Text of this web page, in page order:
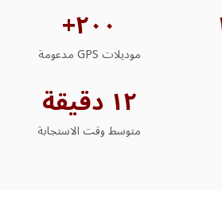
٢٠٠+
موديلات GPS مدعومة
١٢ دقيقة
متوسط ​​وقت الاستجابة